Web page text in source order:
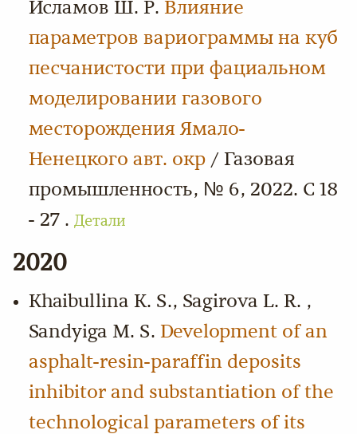
Исламов Ш. Р. Влияние
параметров вариограммы на куб
песчанистости при фациальном
моделировании газового
месторождения Ямало-
Ненецкого авт. окр / Газовая
промышленность, № 6, 2022. С 18
- 27 . Детали
2020
Khaibullina K. S., Sagirova L. R. ,
Sandyiga M. S. Development of an
asphalt-resin-paraffin deposits
inhibitor and substantiation of the
technological parameters of its